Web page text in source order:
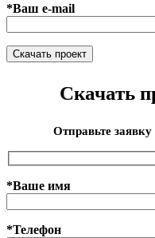
*Ваш e-mail
Скачать
Отправьте
*Ваше имя
*Телефон